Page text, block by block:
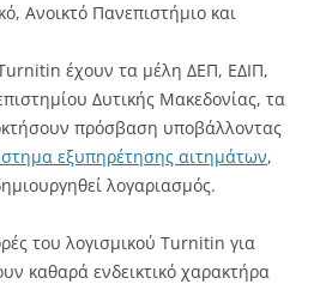
Ανοικτό Πανεπιστήμιο και
έχουν τα μέλη ΔΕΠ, ΕΔΙΠ,
Δυτικής Μακεδονίας, τα
πρόσβαση υποβάλλοντας
εξυπηρέτησης αιτημάτων,
λογαριασμός.
του λογισμικού Turnitin για
καθαρά ενδεικτικό χαρακτήρα